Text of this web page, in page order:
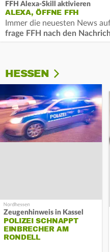
FFH Alexa-Skill aktivieren
ALEXA, ÖFFNE FFH
Immer die neuesten News
frage FFH nach den
HESSEN
Zeugenhinweis in Kassel
POLIZEI SCHNAPPT
EINBRECHER AM
RONDELL